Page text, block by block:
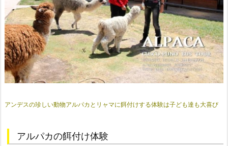
アンデスの珍しい動物アルパカとリャマに餌付けする体験は子ども達も大喜び
アルパカの餌付け体験